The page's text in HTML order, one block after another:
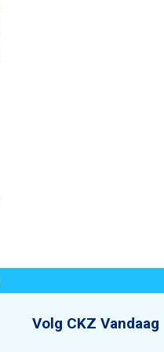
Volg CKZ Vandaag